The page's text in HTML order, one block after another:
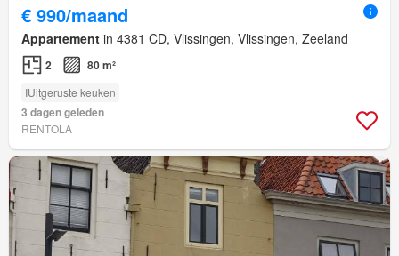
€ 990/maand
Appartement in 4381 CD, Vlissingen, Vlissingen, Zeeland
2 80 m²
IUitgeruste keuken
3 dagen geleden
RENTOLA